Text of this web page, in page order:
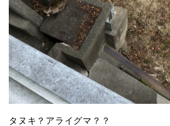
タヌキ？アライグマ？？